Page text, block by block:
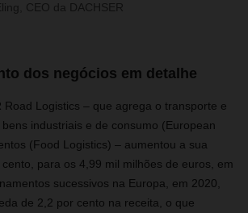
CEO da DACHSER
dos negócios em detalhe
Road Logistics – que agrega o transporte e
industriais e de consumo (European
(Food Logistics) – aumentou a sua
para os 4,99 mil milhões de euros, em
sucessivos na Europa, em 2020,
de 2,2 por cento na receita, o que